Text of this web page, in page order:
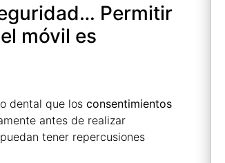
Permitir
móvil es
dental que los consentimientos
antes de realizar
tener repercusiones